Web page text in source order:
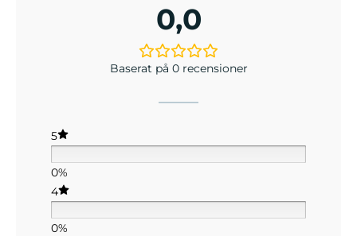
0,0
Baserat på 0 recensioner
5
0%
4
0%